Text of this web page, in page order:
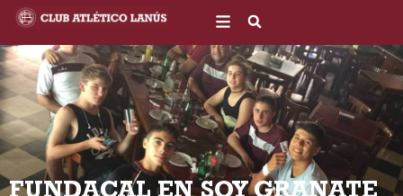
contenido
FUNDACAL EN SOY GRANATE